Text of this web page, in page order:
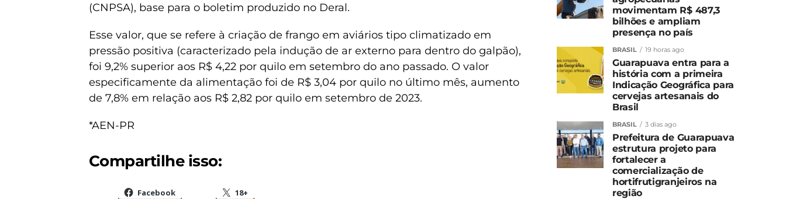
(CNPSA), base para o boletim produzido no Deral.
Esse valor, que se refere à criação de frango em aviários tipo climatizado em
pressão positiva (caracterizado pela indução de ar externo para dentro do galpão),
foi 9,2% superior aos R$ 4,22 por quilo em setembro do ano passado. O valor
especificamente da alimentação foi de R$ 3,04 por quilo no último mês, aumento
de 7,8% em relação aos R$ 2,82 por quilo em setembro de 2023.
*AEN-PR
Compartilhe isso:
Facebook 18+
movimentam R$ 487,3
bilhões e ampliam
presença no país
BRASIL 19 horas ago
Guarapuava entra para a
história com a primeira
Indicação Geográfica para
cervejas artesanais do
Brasil
BRASIL 3 dias ago
Prefeitura de Guarapuava
estrutura projeto para
fortalecer a
comercialização de
hortifrutigranjeiros na
região